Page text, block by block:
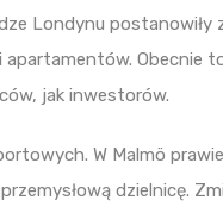
Londynu
Obecnie
jak inwestorów.
W Malmö
dzielnicę.